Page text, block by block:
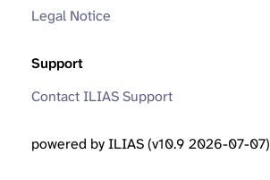
Legal Notice
Support
Contact ILIAS Support
powered by ILIAS (v10.9 2026-07-07)